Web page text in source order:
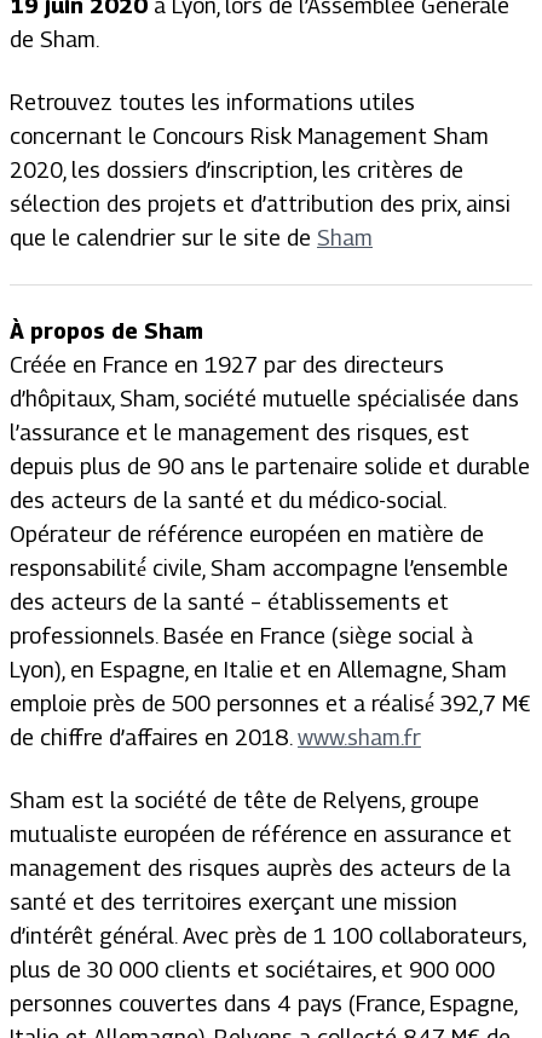
19 juin 2020 à Lyon, lors de l’Assemblée Générale
de Sham.
Retrouvez toutes les informations utiles
concernant le Concours Risk Management Sham
2020, les dossiers d’inscription, les critères de
sélection des projets et d’attribution des prix, ainsi
que le calendrier sur le site de Sham
À propos de Sham
Créée en France en 1927 par des directeurs
d’hôpitaux, Sham, société mutuelle spécialisée dans
l’assurance et le management des risques, est
depuis plus de 90 ans le partenaire solide et durable
des acteurs de la santé et du médico-social.
Opérateur de référence européen en matière de
responsabilité́ civile, Sham accompagne l’ensemble
des acteurs de la santé – établissements et
professionnels. Basée en France (siège social à
Lyon), en Espagne, en Italie et en Allemagne, Sham
emploie près de 500 personnes et a réalisé́ 392,7 M€
de chiffre d’affaires en 2018.www.sham.fr
Sham est la société de tête de Relyens, groupe
mutualiste européen de référence en assurance et
management des risques auprès des acteurs de la
santé et des territoires exerçant une mission
d’intérêt général. Avec près de 1 100 collaborateurs,
plus de 30 000 clients et sociétaires, et 900 000
personnes couvertes dans 4 pays (France, Espagne,